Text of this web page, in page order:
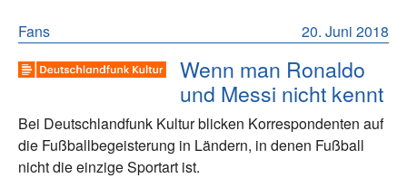
20. Juni 2018
Fans
Wenn man Ronaldo
und Messi nicht kennt
Bei Deutschlandfunk Kultur blicken Korrespondenten auf
die Fußballbegeisterung in Ländern, in denen Fußball
nicht die einzige Sportart ist.